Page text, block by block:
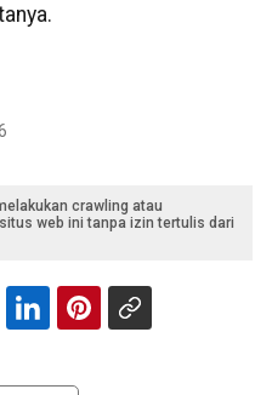
crawling atau
web ini tanpa izin tertulis dari